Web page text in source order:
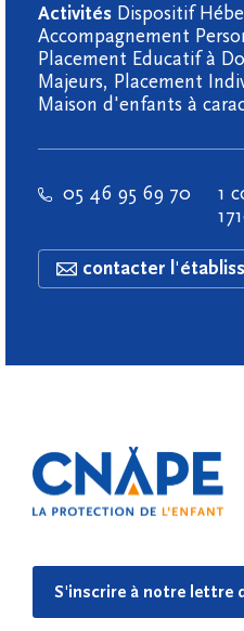
Activités Dispositif
Accompagnement
Placement Educatif à
Majeurs, Placement
Maison d'enfants à
05 46 95 69 70
1
contacter
S'inscrire à notre lettre